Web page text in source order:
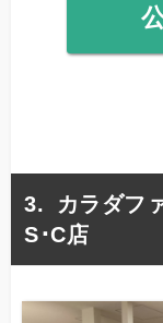
カラダフ
S･C店